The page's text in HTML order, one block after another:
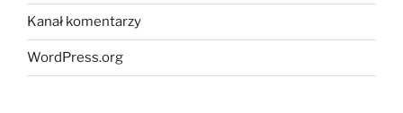
Kanał komentarzy
WordPress.org